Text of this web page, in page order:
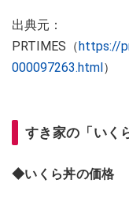
出典元：
PRTIMES（https://
000097263.html）
すき家の「いく
◆いくら丼の価格